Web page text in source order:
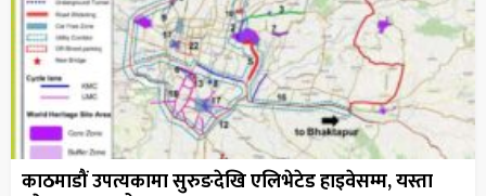
काठमाडौं उपत्यकामा सुरुङदेखि एलिभेटेड हाइवेसम्म, यस्ता